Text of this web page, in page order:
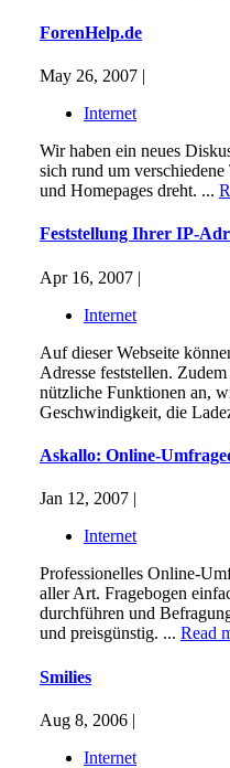
ForenHelp.de
May 26, 2007 |
Internet
Wir haben ein neues
sich rund um
und Homepages dreht. ...
Feststellung Ihrer IP-
Apr 16, 2007 |
Internet
Auf dieser Webseite
Adresse feststellen.
nützliche Funktionen an,
Geschwindigkeit, die
Askallo: Online-
Jan 12, 2007 |
Internet
Professionelles Online-
aller Art. Fragebogen
durchführen und
und preisgünstig. ... Read
Smilies
Aug 8, 2006 |
Internet